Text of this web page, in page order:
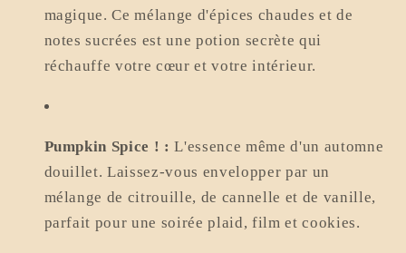
magique. Ce mélange d'épices chaudes et de
notes sucrées est une potion secrète qui
réchauffe votre cœur et votre intérieur.
Pumpkin Spice ! : L'essence même d'un automne
douillet. Laissez-vous envelopper par un
mélange de citrouille, de cannelle et de vanille,
parfait pour une soirée plaid, film et cookies.